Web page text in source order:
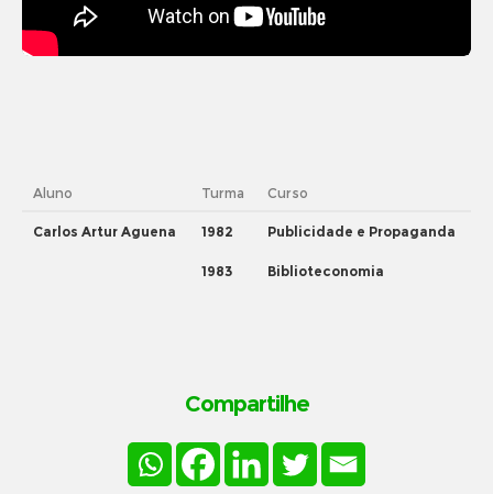
Aluno Turma Curso
Carlos Artur Aguena 1982 Publicidade e Propaganda
1983 Biblioteconomia
Compartilhe